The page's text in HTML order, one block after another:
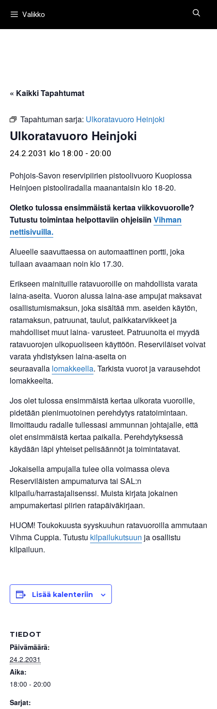
sisältöönValikko
« Kaikki Tapahtumat
Tapahtuman sarja: Ulkoratavuoro Heinjoki
Ulkoratavuoro Heinjoki
24.2.2031 klo 18:00 - 20:00
Pohjois-Savon reservipiirien pistoolivuoro Kuopiossa
Heinjoen pistooliradalla maanantaisin klo 18-20.
Oletko tulossa ensimmäistä kertaa viikkovuorolle?
Tutustu toimintaa helpottaviin ohjeisiin Vihman
nettisivuilla.
Alueelle saavuttaessa on automaattinen portti, joka
tullaan avaamaan noin klo 17.30.
Erikseen mainituille ratavuoroille on mahdollista varata
laina-aseita. Vuoron alussa laina-ase ampujat maksavat
osallistumismaksun, joka sisältää mm. aseiden käytön,
ratamaksun, patruunat, taulut, paikkatarvikkeet ja
mahdolliset muut laina- varusteet. Patruunoita ei myydä
ratavuorojen ulkopuoliseen käyttöön. Reserviläiset voivat
varata yhdistyksen laina-aseita on
seuraavalla lomakkeella. Tarkista vuorot ja varausehdot
lomakkeelta.
Jos olet tulossa ensimmäistä kertaa ulkorata vuoroille,
pidetään pienimuotoinen perehdytys ratatoimintaan.
Ilmoittaudu radalle tullessasi ammunnan johtajalle, että
olet ensimmäistä kertaa paikalla. Perehdytyksessä
käydään läpi yhteiset pelisäännöt ja toimintatavat.
Jokaisella ampujalla tulee olla voimassa oleva
Reserviläisten ampumaturva tai SAL:n
kilpailu/harrastajalisenssi. Muista kirjata jokainen
ampumakertasi piirien ratapäiväkirjaan.
HUOM! Toukokuusta syyskuuhun ratavuoroilla ammutaan
Vihma Cuppia. Tutustu kilpailukutsuun ja osallistu
kilpailuun.
Lisää kalenteriin
TIEDOT
Päivämäärä:
24.2.2031
Aika:
18:00 - 20:00
Sarjat: